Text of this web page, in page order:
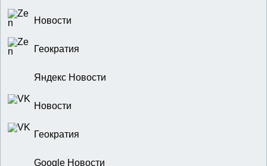
Новости
Геократия
Яндекс Новости
Новости
Геократия
Google Новости